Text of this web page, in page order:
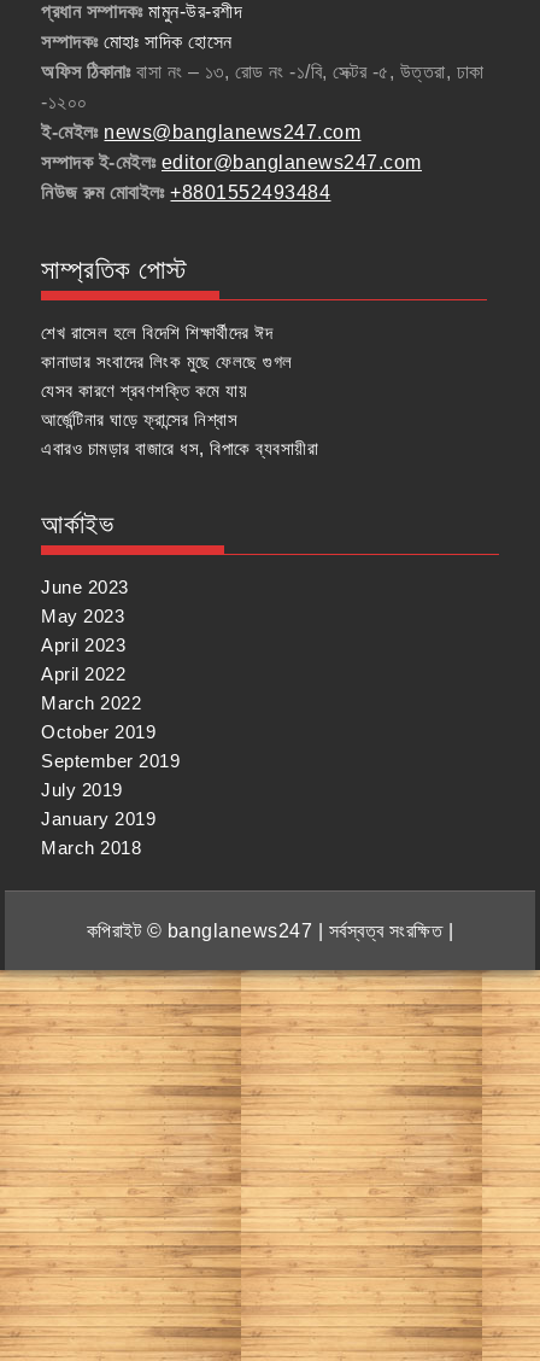
প্রধান সম্পাদকঃমামুন-উর-রশীদ
সম্পাদকঃ মোহাঃ সাদিক হোসেন
অফিস ঠিকানাঃবাসা নং – ১৩, রোড নং -১/বি, সেক্টর -৫, উত্তরা, ঢাকা
-১২০০
ই-মেইলঃ news@banglanews247.com
সম্পাদক ই-মেইলঃ editor@banglanews247.com
নিউজ রুম মোবাইলঃ+8801552493484
সাম্প্রতিক পোস্ট
শেখ রাসেল হলে বিদেশি শিক্ষার্থীদের ঈদ
কানাডার সংবাদের লিংক মুছে ফেলছে গুগল
যেসব কারণে শ্রবণশক্তি কমে যায়
আর্জেন্টিনার ঘাড়ে ফ্রান্সের নিশ্বাস
এবারও চামড়ার বাজারে ধস, বিপাকে ব্যবসায়ীরা
আর্কাইভ
June 2023
May 2023
April 2023
April 2022
March 2022
October 2019
September 2019
July 2019
January 2019
March 2018
কপিরাইট © banglanews247 | সর্বস্বত্ব সংরক্ষিত |